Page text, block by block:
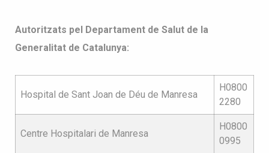
Autoritzats pel Departament de Salut de la
Generalitat de Catalunya:
Hospital de Sant Joan de Déu de Manresa
H0800
2280
Centre Hospitalari de Manresa
H0800
0995